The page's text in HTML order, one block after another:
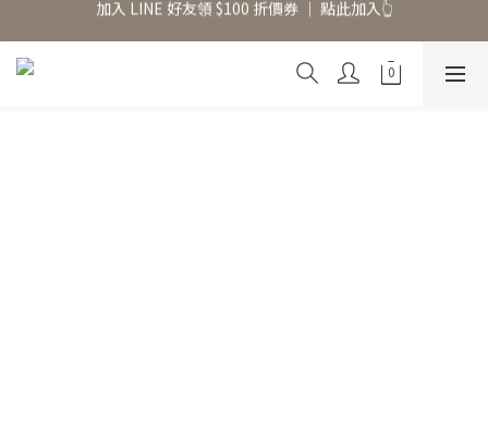
香氛水氧機、擴香香水原精  l 兩件85、三件79折
香氛水氧機、擴香香水原精  l 兩件85、三件79折
絕版出清【$299起】l Baija Paris 擴香禮盒、香氛蠟燭